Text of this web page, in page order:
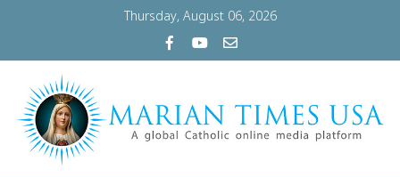
Thursday, August 06, 2026